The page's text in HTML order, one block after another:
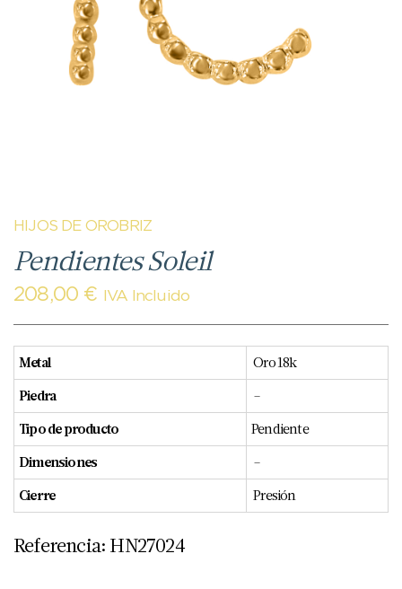
HIJOS DE OROBRIZ
Pendientes Soleil
208,00 € IVA Incluido
Metal
Oro 18k
Piedra
–
Tipo de producto
Pendiente
Dimensiones
–
Cierre
Presión
Referencia: HN27024